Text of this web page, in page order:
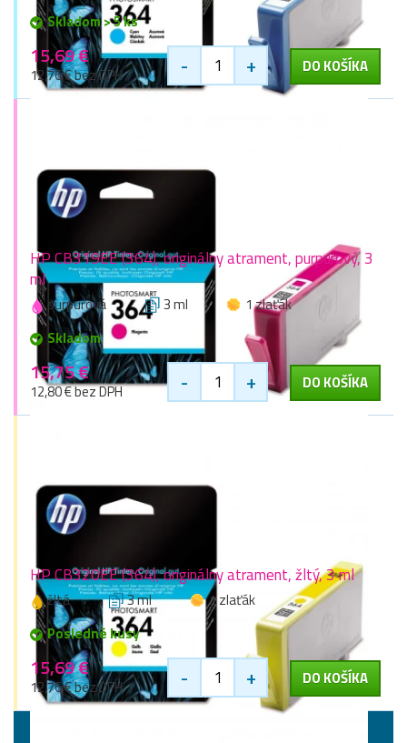
Skladom > 5 ks
15,69 €
12,76 € bez DPH - + DO KOŠÍKA
HP CB319EE (364), originálny atrament, purpurový, 3
ml
purpurová 3 ml
1 zlaťák
Skladom
15,75 €
12,80 € bez DPH - + DO KOŠÍKA
HP CB320EE (364), originálny atrament, žltý, 3 ml
žltá 3 ml
1 zlaťák
Posledné kusy
15,69 €
12,76 € bez DPH - + DO KOŠÍKA